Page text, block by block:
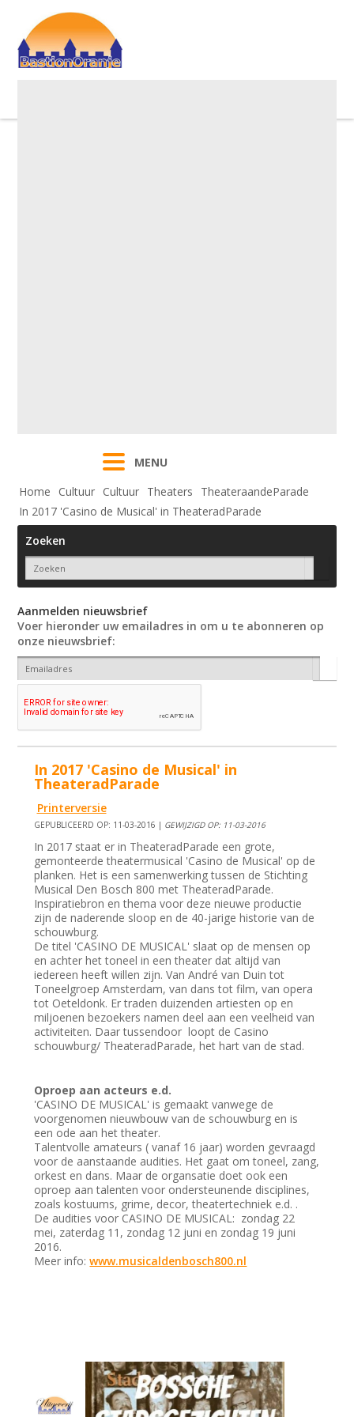
MENU
Home
Cultuur Cultuur Theaters
TheateraandeParade
In 2017 'Casino de Musical' in TheateradParade
Zoeken
Aanmelden nieuwsbrief
Voer hieronder uw emailadres in om u te abonneren op
onze nieuwsbrief:
In 2017 'Casino de Musical' in
TheateradParade
Printerversie
GEPUBLICEERD OP: 11-03-2016 | GEWIJZIGD OP: 11-03-2016
In 2017 staat er in TheateradParade een grote,
gemonteerde theatermusical 'Casino de Musical' op de
planken. Het is een samenwerking tussen de Stichting
Musical Den Bosch 800 met TheateradParade.
Inspiratiebron en thema voor deze nieuwe productie
zijn de naderende sloop en de 40-jarige historie van de
schouwburg.
De titel 'CASINO DE MUSICAL' slaat op de mensen op
en achter het toneel in een theater dat altijd van
iedereen heeft willen zijn. Van André van Duin tot
Toneelgroep Amsterdam, van dans tot film, van opera
tot Oeteldonk. Er traden duizenden artiesten op en
miljoenen bezoekers namen deel aan een veelheid van
activiteiten. Daar tussendoor loopt de Casino
schouwburg/ TheateradParade, het hart van de stad.
Oproep aan acteurs e.d.
'CASINO DE MUSICAL' is gemaakt vanwege de
voorgenomen nieuwbouw van de schouwburg en is
een ode aan het theater.
Talentvolle amateurs ( vanaf 16 jaar) worden gevraagd
voor de aanstaande audities. Het gaat om toneel, zang,
orkest en dans. Maar de organsatie doet ook een
oproep aan talenten voor ondersteunende disciplines,
zoals kostuums, grime, decor, theatertechniek e.d. .
De audities voor CASINO DE MUSICAL: zondag 22
mei, zaterdag 11, zondag 12 juni en zondag 19 juni
2016.
Meer info:www.musicaldenbosch800.nl